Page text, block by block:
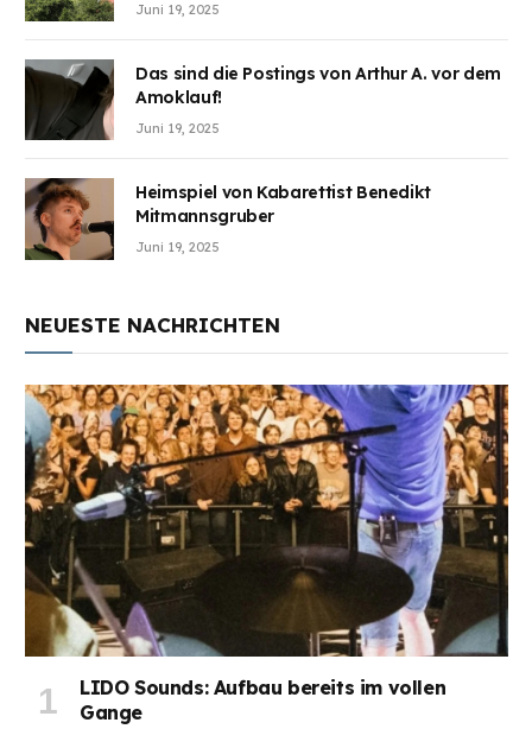
Juni 19, 2025
Das sind die Postings von Arthur A. vor dem
Amoklauf!
Juni 19, 2025
Heimspiel von Kabarettist Benedikt
Mitmannsgruber
Juni 19, 2025
NEUESTE NACHRICHTEN
LIDO Sounds: Aufbau bereits im vollen
Gange